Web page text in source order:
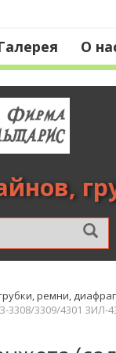
О
ремни,
3308/3309/4301 ЗИЛ-